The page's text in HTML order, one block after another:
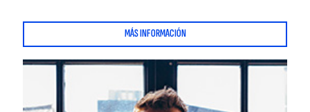
MÁS INFORMACIÓN